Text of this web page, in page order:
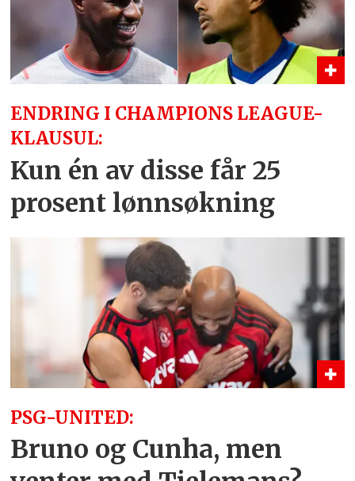
ENDRING I CHAMPIONS LEAGUE-
KLAUSUL:
Kun én av disse får 25
prosent lønnsøkning
PSG-UNITED:
Bruno og Cunha, men